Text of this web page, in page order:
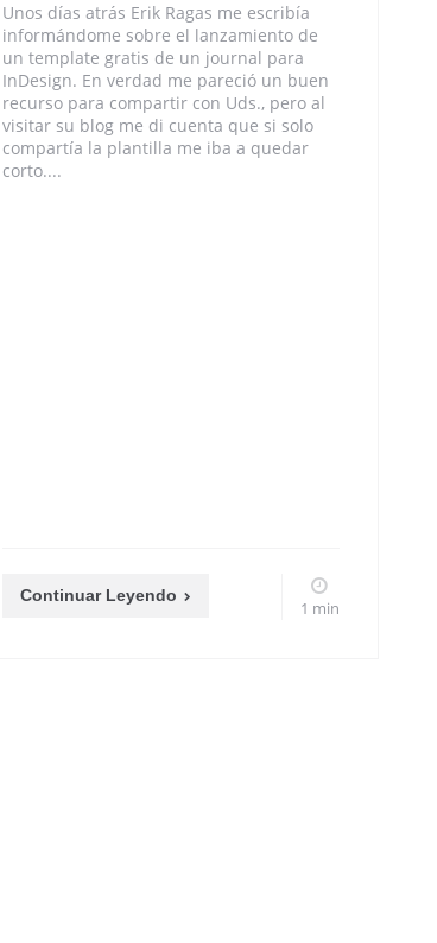
Unos días atrás Erik Ragas me escribía
informándome sobre el lanzamiento de
un template gratis de un journal para
InDesign. En verdad me pareció un buen
recurso para compartir con Uds., pero al
visitar su blog me di cuenta que si solo
compartía la plantilla me iba a quedar
corto....
Continuar Leyendo
1 min